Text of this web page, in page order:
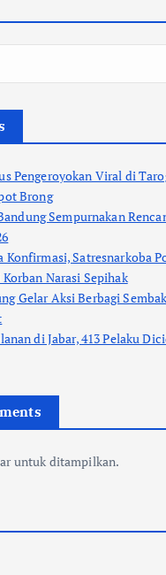
Pengeroyokan Viral di
Brong
Sempurnakan
Konfirmasi, Satresnarkoba
Narasi Sepihak
Gelar Aksi Berbagi
di Jabar, 413 Pelaku
untuk ditampilkan.